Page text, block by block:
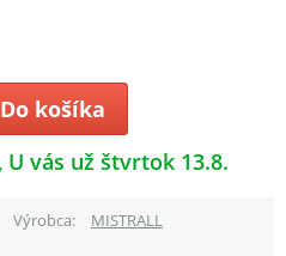
Do košíka
U vás už štvrtok 13.8.
Výrobca
MISTRALL